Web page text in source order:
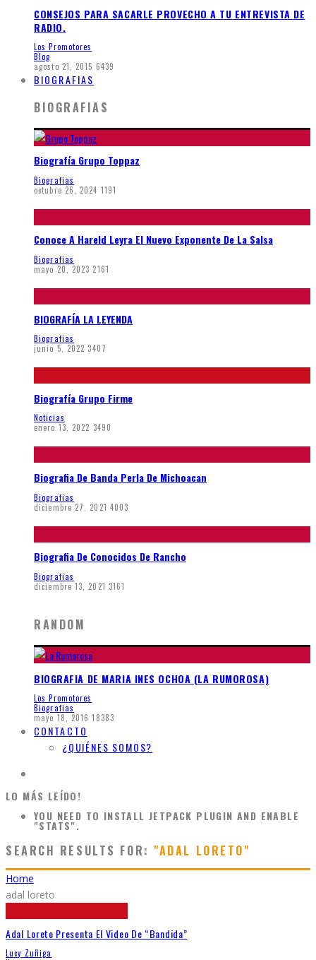
CONSEJOS PARA SACARLE PROVECHO A TU ENTREVISTA DE
RADIO.
Los Promotores
Blog
agosto 21, 2015 6439
BIOGRAFIAS
BIOGRAFIAS
Biografía Grupo Toppaz
Biografias
octubre 26, 2024 1191
Conoce A Hareld Leyra El Nuevo Exponente De La Salsa
Biografias
mayo 20, 2023 2161
BIOGRAFÍA LA LEYENDA
Biografias
junio 5, 2022 3407
Biografía Grupo Firme
Noticias
enero 13, 2022 3490
Biografia De Banda Perla De Michoacan
Biografias
diciembre 27, 2021 4003
Biografia De Conocidos De Rancho
Biografias
diciembre 13, 2021 3161
RANDOM
BIOGRAFIA DE MARIA INES OCHOA (LA RUMOROSA)
Los Promotores
Biografias
mayo 18, 2016 18383
CONTACTO
¿QUIÉNES SOMOS?
LO MÁS LEÍDO!
YOU NEED TO INSTALL JETPACK PLUGIN AND ENABLE
"STATS".
SEARCH RESULTS FOR: "ADAL LORETO"
Home
adal loreto
Adal Loreto Presenta El Video De “Bandida”
Lucy Zuñiga